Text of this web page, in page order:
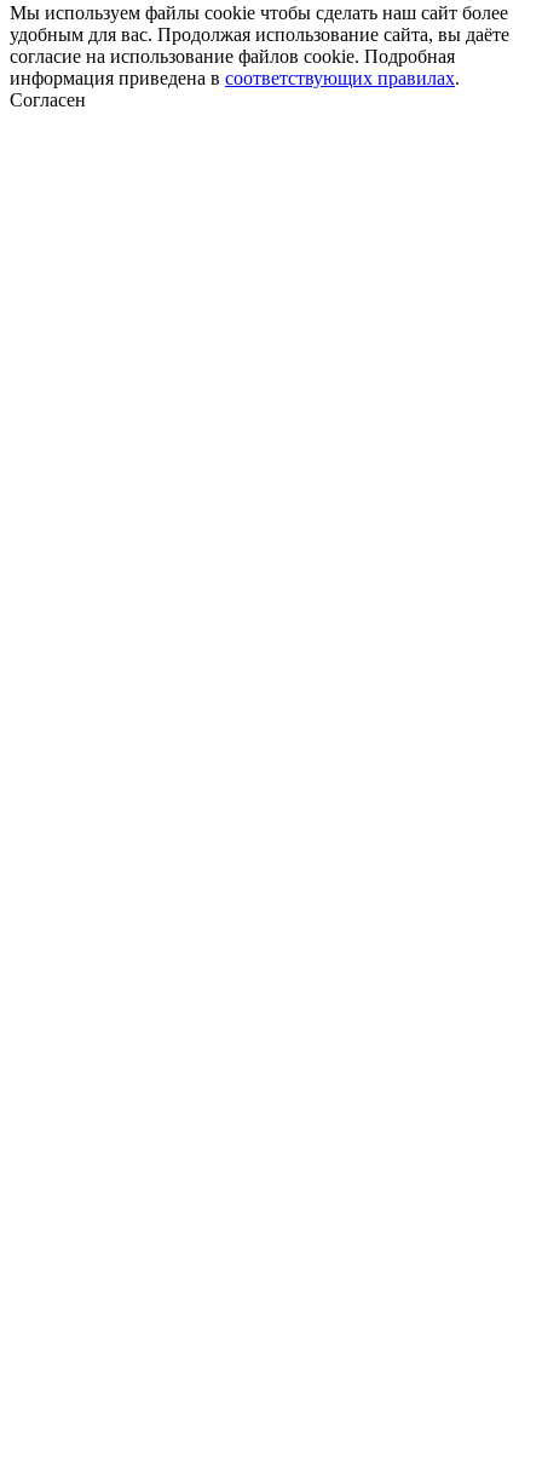
Мы используем файлы cookie чтобы сделать наш сайт более
удобным для вас. Продолжая использование сайта, вы даёте
согласие на использование файлов cookie. Подробная
информация приведена в соответствующих правилах.
Согласен